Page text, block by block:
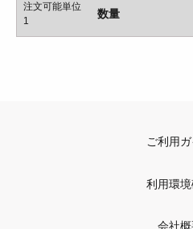
注文可能単位
1
数量
ご利用
利用環
会社